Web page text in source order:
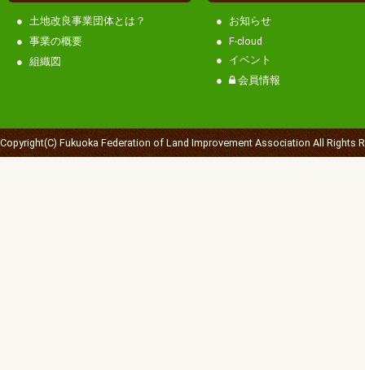
土地改良事業団体とは？
事業の概要
組織図
お知らせ
F-cloud
イベント
会員情報
Copyright(C) Fukuoka Federation of Land Improvement Association All Rights